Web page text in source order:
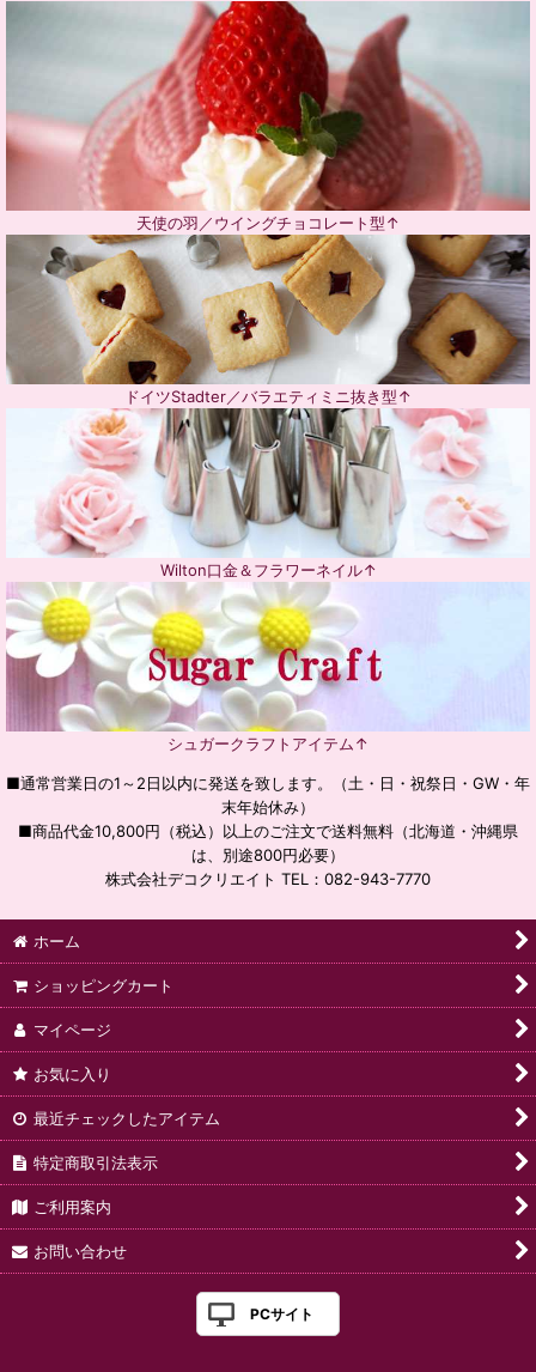
天使の羽／ウイングチョコレート型↑
ドイツStadter／バラエティミニ抜き型↑
Wilton口金＆フラワーネイル↑
シュガークラフトアイテム↑
■通常営業日の1～2日以内に発送を致します。（土・日・祝祭日・GW・年
末年始休み）
■商品代金10,800円（税込）以上のご注文で送料無料（北海道・沖縄県
は、別途800円必要）
株式会社デコクリエイト TEL：082-943-7770
ホーム
ショッピングカート
マイページ
お気に入り
最近チェックしたアイテム
特定商取引法表示
ご利用案内
お問い合わせ
PCサイト